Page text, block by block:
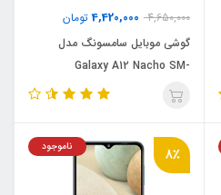
4,650,000
4,420,000تومان
گوشی موبایل سامسونگ مدل
Galaxy A12 Nacho SM-
A127F/DS دو سیم کارت ظرفیت
8٪ ناموجود